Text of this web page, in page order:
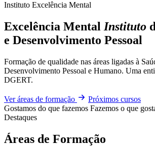
Instituto Excelência Mental
Excelência Mental Instituto
e Desenvolvimento Pessoal
Formação de qualidade nas áreas ligadas à
Desenvolvimento Pessoal e Humano. Uma
DGERT.
Ver áreas de formação
Próximos cursos
Gostamos do que fazemos Fazemos o que
Destaques
Áreas de Formação